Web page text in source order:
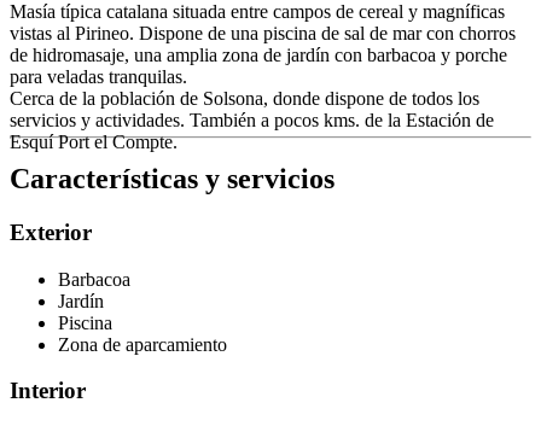
Masía típica catalana situada entre campos de cereal y magníficas
vistas al Pirineo. Dispone de una piscina de sal de mar con chorros
de hidromasaje, una amplia zona de jardín con barbacoa y porche
para veladas tranquilas.
Cerca de la población de Solsona, donde dispone de todos los
servicios y actividades. También a pocos kms. de la Estación de
Esquí Port el Compte.
Características y servicios
Exterior
Barbacoa
Jardín
Piscina
Zona de aparcamiento
Interior